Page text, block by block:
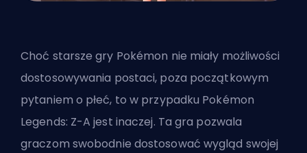
Choć starsze gry Pokémon nie miały możliwości
dostosowywania postaci, poza początkowym
pytaniem o płeć, to w przypadku Pokémon
Legends: Z-A jest inaczej. Ta gra pozwala
graczom swobodnie dostosować wygląd swojej